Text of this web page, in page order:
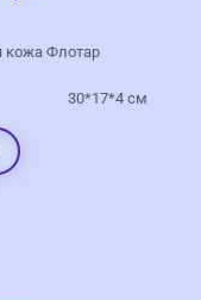
кожа Флотар
30*17*4 см